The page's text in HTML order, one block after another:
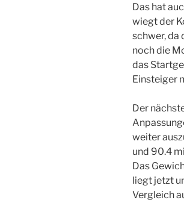
Das hat
wiegt der
schwer, da
noch die
das
Einsteiger
Der
weiter
und 90.4
Das
liegt jetzt
Vergleich